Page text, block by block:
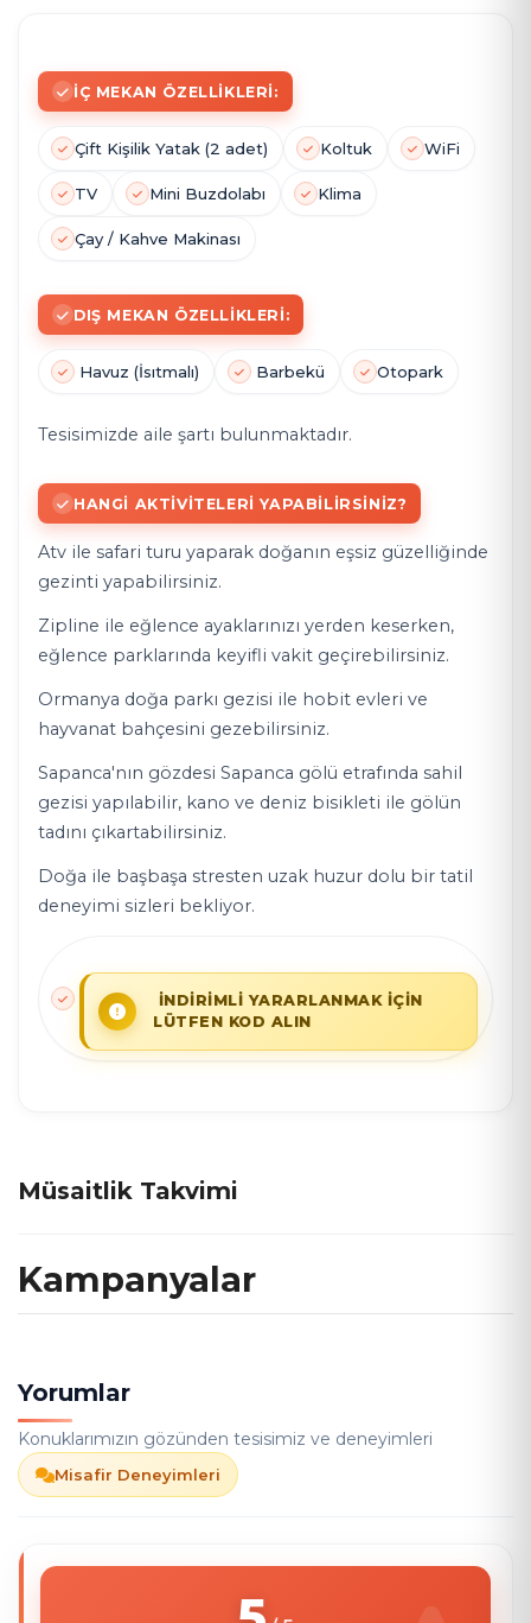
İÇ MEKAN ÖZELLIKLERI:
Çift Kişilik Yatak (2 adet) Koltuk WiFi
TV Mini Buzdolabı Klima
Çay / Kahve Makinası
DIŞ MEKAN ÖZELLIKLERI:
Havuz (İsıtmalı) Barbekü Otopark
Tesisimizde aile şartı bulunmaktadır.
HANGI AKTIVITELERI YAPABILIRSINIZ?
Atv ile safari turu yaparak doğanın eşsiz güzelliğinde
gezinti yapabilirsiniz.
Zipline ile eğlence ayaklarınızı yerden keserken,
eğlence parklarında keyifli vakit geçirebilirsiniz.
Ormanya doğa parkı gezisi ile hobit evleri ve
hayvanat bahçesini gezebilirsiniz.
Sapanca'nın gözdesi Sapanca gölü etrafında sahil
gezisi yapılabilir, kano ve deniz bisikleti ile gölün
tadını çıkartabilirsiniz.
Doğa ile başbaşa stresten uzak huzur dolu bir tatil
deneyimi sizleri bekliyor.
İNDİRİMLİ YARARLANMAK İÇİN
LÜTFEN KOD ALIN
Müsaitlik Takvimi
Kampanyalar
Yorumlar
Konuklarımızın gözünden tesisimiz ve deneyimleri
Misafir Deneyimleri